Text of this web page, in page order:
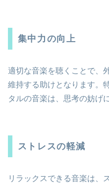
集中力の向上
適切な音楽を聴くことで、
維持する助けとなります。
タルの音楽は、思考の妨げ
ストレスの軽減
リラックスできる音楽は、